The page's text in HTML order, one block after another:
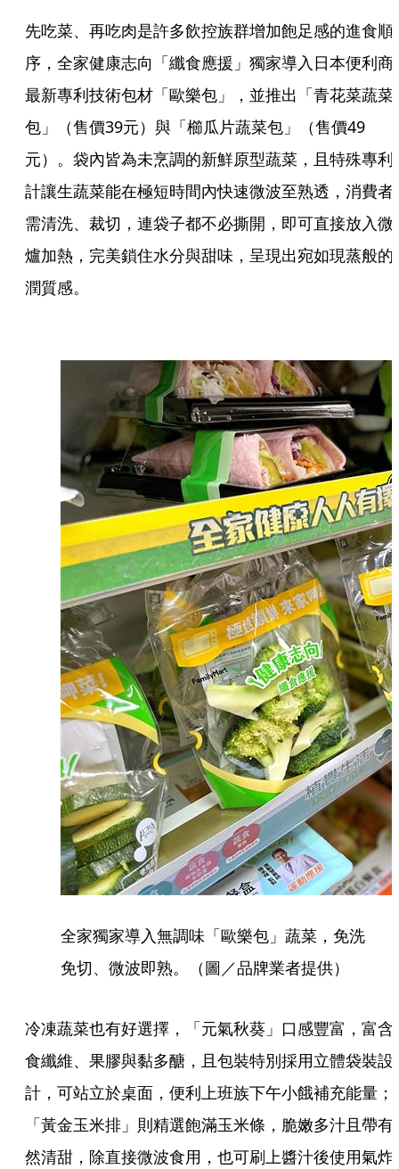
先吃菜、再吃肉是許多飲控族群增加飽足感的進食順
序，全家健康志向「纖食應援」獨家導入日本便利商
最新專利技術包材「歐樂包」，並推出「青花菜蔬菜
包」（售價39元）與「櫛瓜片蔬菜包」（售價49
元）。袋內皆為未烹調的新鮮原型蔬菜，且特殊專利
計讓生蔬菜能在極短時間內快速微波至熟透，消費者
需清洗、裁切，連袋子都不必撕開，即可直接放入微
爐加熱，完美鎖住水分與甜味，呈現出宛如現蒸般的
潤質感。
全家獨家導入無調味「歐樂包」蔬菜，免洗
免切、微波即熟。（圖／品牌業者提供）
冷凍蔬菜也有好選擇，「元氣秋葵」口感豐富，富含
食纖維、果膠與黏多醣，且包裝特別採用立體袋裝設
計，可站立於桌面，便利上班族下午小餓補充能量；
「黃金玉米排」則精選飽滿玉米條，脆嫩多汁且帶有
然清甜，除直接微波食用，也可刷上醬汁後使用氣炸